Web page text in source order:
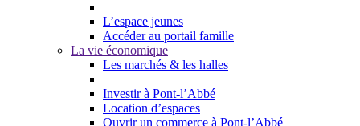
L’espace jeunes
Accéder au portail famille
La vie économique
Les marchés & les halles
Investir à Pont-l’Abbé
Location d’espaces
Ouvrir un commerce à Pont-l’Abbé